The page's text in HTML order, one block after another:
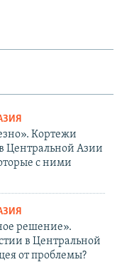
Кортежи
Центральной Азии
с ними
решение».
в Центральной
от проблемы?